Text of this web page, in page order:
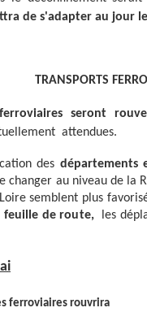
de s'adapter au jour
TRANSPORTS
seront
attendues.
des départements
changer au niveau de la
semblent plus
de route,les
ferroviaires rouvrira